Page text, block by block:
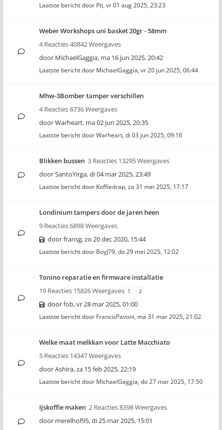
Laatste bericht door Pti, vr 01 aug 2025, 23:23
Weber Workshops uni basket 20gr - 58mm
4 Reacties 40842 Weergaves
door MichaelGaggia, ma 16 jun 2025, 20:42
Laatste bericht door MichaelGaggia, vr 20 jun 2025, 06:44
Mhw-3Bomber tamper verschillen
4 Reacties 6736 Weergaves
doorWarheart, ma 02 jun 2025, 20:35
Laatste bericht doorWarheart, di 03 jun 2025, 09:16
Blikken bussen 3 Reacties 13295 Weergaves
doorSantoYirga,di 04 mar 2025, 23:49
Laatste bericht door Koffiedrap, za 31 mei 2025, 17:17
Londinium tampers door de jaren heen
9 Reacties 6898 Weergaves
doorfransg,zo 20 dec 2020, 15:44
Laatste bericht door BoyJ79, do 29 mei 2025, 12:02
Tonino reparatie en firmware installatie
19 Reacties 15826 Weergaves 1 2
doorfob,vr 28 mar 2025, 01:00
Laatste bericht door FrancisPavoni, ma 31 mar 2025, 21:02
Welke maat melkkan voor Latte Macchiato
5 Reacties 14347 Weergaves
doorAshira,za 15 feb 2025, 22:19
Laatste bericht door MichaelGaggia, do 27 mar 2025, 17:50
Ijskoffie maken 2 Reacties 8398 Weergaves
door merelhof95,di 25 mar 2025, 15:01